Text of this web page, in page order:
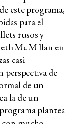
este programa,
para el
rusos y
Mc Millan en
casi
perspectiva de
de un
la de un
plantea